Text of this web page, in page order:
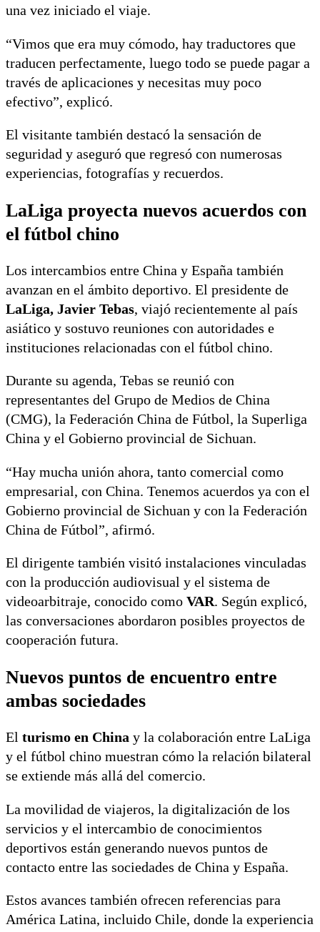
una vez iniciado el viaje.
“Vimos que era muy cómodo, hay traductores que
traducen perfectamente, luego todo se puede pagar a
través de aplicaciones y necesitas muy poco
efectivo”, explicó.
El visitante también destacó la sensación de
seguridad y aseguró que regresó con numerosas
experiencias, fotografías y recuerdos.
LaLiga proyecta nuevos acuerdos con
el fútbol chino
Los intercambios entre China y España también
avanzan en el ámbito deportivo. El presidente de
LaLiga, Javier Tebas, viajó recientemente al país
asiático y sostuvo reuniones con autoridades e
instituciones relacionadas con el fútbol chino.
Durante su agenda, Tebas se reunió con
representantes del Grupo de Medios de China
(CMG), la Federación China de Fútbol, la Superliga
China y el Gobierno provincial de Sichuan.
“Hay mucha unión ahora, tanto comercial como
empresarial, con China. Tenemos acuerdos ya con el
Gobierno provincial de Sichuan y con la Federación
China de Fútbol”, afirmó.
El dirigente también visitó instalaciones vinculadas
con la producción audiovisual y el sistema de
videoarbitraje, conocido como VAR. Según explicó,
las conversaciones abordaron posibles proyectos de
cooperación futura.
Nuevos puntos de encuentro entre
ambas sociedades
El turismo en China y la colaboración entre LaLiga
y el fútbol chino muestran cómo la relación bilateral
se extiende más allá del comercio.
La movilidad de viajeros, la digitalización de los
servicios y el intercambio de conocimientos
deportivos están generando nuevos puntos de
contacto entre las sociedades de China y España.
Estos avances también ofrecen referencias para
América Latina, incluido Chile, donde la experiencia